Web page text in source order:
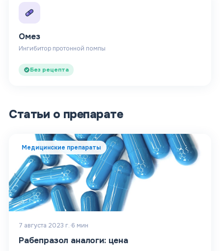
Омез
Ингибитор протонной помпы
Без рецепта
Статьи о препарате
Медицинские препараты
7 августа 2023 г.·6 мин
Рабепразол аналоги: цена